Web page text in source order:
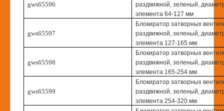
gws65596
раздвижной, зеленый, диаметр
элемента 64-127 мм
gws65597
Блокиратор затворных
раздвижной, зеленый, диаметр
элемента 127-165 мм
gws65598
Блокиратор затворных
раздвижной, зеленый, диаметр
элемента 165-254 мм
gws65599
Блокиратор затворных
раздвижной, зеленый, диаметр
элемента 254-320 мм